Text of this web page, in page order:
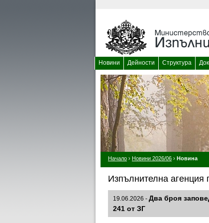
Новини Дейности Структура
Начало › Новини 2026/06 › Новина
Изпълнителна агенция
19.06.2026 - Два броя
241 от ЗГ